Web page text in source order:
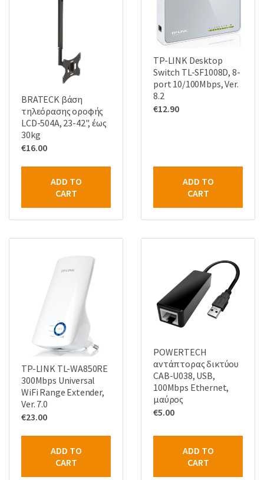
BRATECK βάση
τηλεόρασης οροφής
LCD-504A, 23-42", έως
30kg
€16.00
ADD TO
CART
TP-LINK Desktop
Switch TL-SF1008D, 8-
port 10/100Mbps, Ver.
8.2
€12.90
ADD TO
CART
TP-LINK TL-WA850RE
300Mbps Universal
WiFi Range Extender,
Ver. 7.0
€23.00
ADD TO
CART
POWERTECH
αντάπτορας δικτύου
CAB-U038, USB,
100Mbps Ethernet,
μαύρος
€5.00
ADD TO
CART